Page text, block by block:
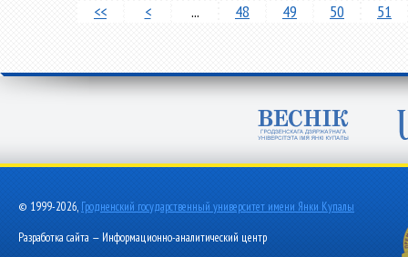
<< < ... 48 49 50 51
© 1999-2026, Гродненский государственный университет имени Янки Купалы
Разработка сайта — Информационно-аналитический центр